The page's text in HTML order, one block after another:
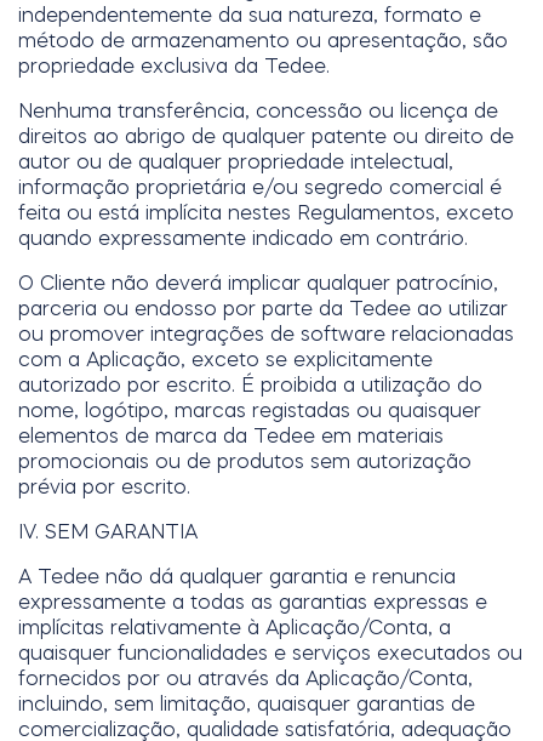
independentemente da sua natureza, formato e
método de armazenamento ou apresentação, são
propriedade exclusiva da Tedee.
Nenhuma transferência, concessão ou licença de
direitos ao abrigo de qualquer patente ou direito de
autor ou de qualquer propriedade intelectual,
informação proprietária e/ou segredo comercial é
feita ou está implícita nestes Regulamentos, exceto
quando expressamente indicado em contrário.
O Cliente não deverá implicar qualquer patrocínio,
parceria ou endosso por parte da Tedee ao utilizar
ou promover integrações de software relacionadas
com a Aplicação, exceto se explicitamente
autorizado por escrito. É proibida a utilização do
nome, logótipo, marcas registadas ou quaisquer
elementos de marca da Tedee em materiais
promocionais ou de produtos sem autorização
prévia por escrito.
IV. SEM GARANTIA
A Tedee não dá qualquer garantia e renuncia
expressamente a todas as garantias expressas e
implícitas relativamente à Aplicação/Conta, a
quaisquer funcionalidades e serviços executados ou
fornecidos por ou através da Aplicação/Conta,
incluindo, sem limitação, quaisquer garantias de
comercialização, qualidade satisfatória, adequação